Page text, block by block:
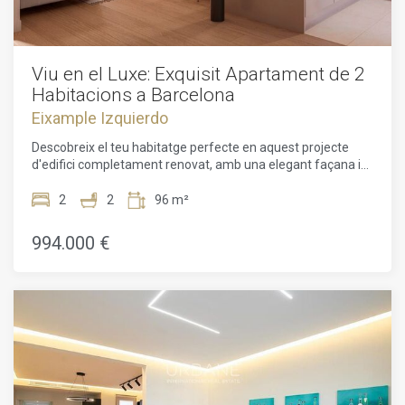
Viu en el Luxe: Exquisit Apartament de 2
Habitacions a Barcelona
Eixample Izquierdo
Descobreix el teu habitatge perfecte en aquest projecte
d'edifici completament renovat, amb una elegant façana i
en cada racó.Benvingut a aquest impressionant
pla de planta de 96m² i una superfície habitable de 72m²,
aquesta propietat ofereix un entorn ampli i còmode per
les 24 hores, un ascensor per facilitar l'accés i uns magnífics
terres de parquet arreu de l'espai.La llum natural inunda
l'interior, creant una atmosfera càlida i acollidora.
L'apartament ha estat renovat amb bon gust, mostrant
sostres alts, parets de maons vistes i acabats de luxe.
Manté't còmode durant tot l'any amb els sistemes d'aire
2 2 96 m²
994.000 €